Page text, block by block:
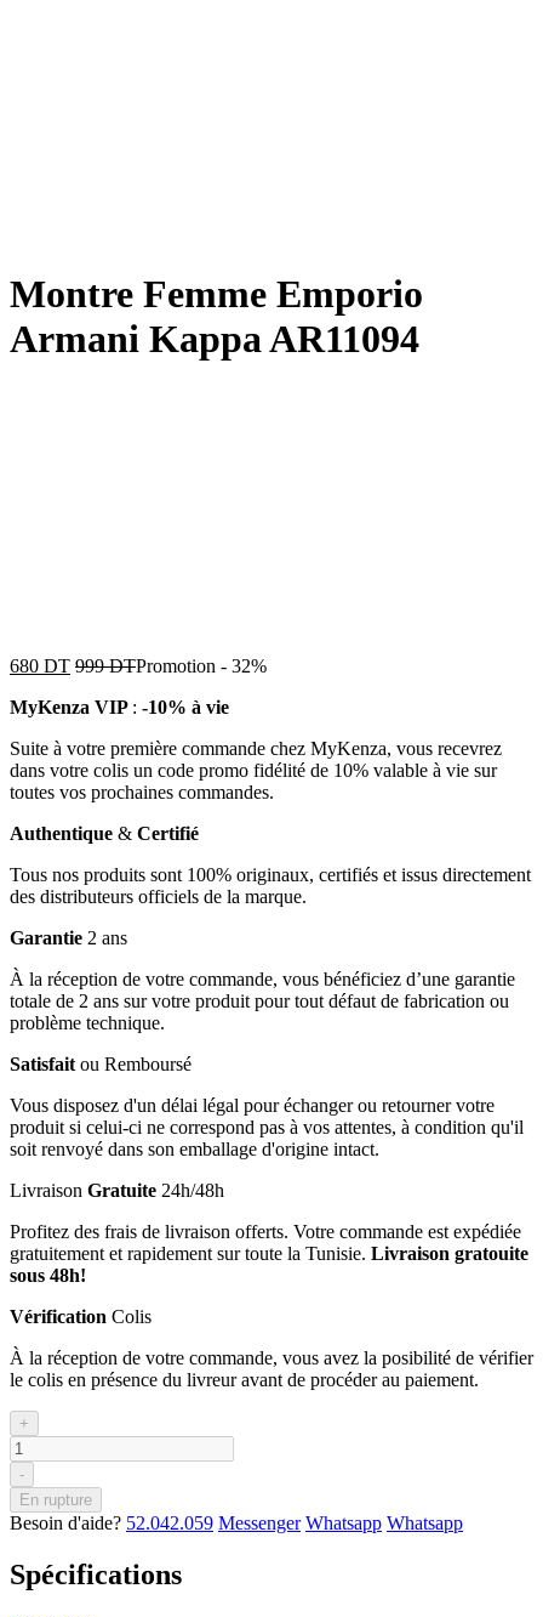
Montre Femme Emporio
Armani Kappa AR11094
680 DT 999DTPromotion - 32%
MyKenza VIP : -10% à vie
Suite à votre première commande chez MyKenza, vous recevrez
dans votre colis un code promo fidélité de 10% valable à vie sur
toutes vos prochaines commandes.
Authentique & Certifié
Tous nos produits sont 100% originaux, certifiés et issus directement
des distributeurs officiels de la marque.
Garantie 2 ans
À la réception de votre commande, vous bénéficiez d’une garantie
totale de 2 ans sur votre produit pour tout défaut de fabrication ou
problème technique.
Satisfait ou Remboursé
Vous disposez d'un délai légal pour échanger ou retourner votre
produit si celui-ci ne correspond pas à vos attentes, à condition qu'il
soit renvoyé dans son emballage d'origine intact.
Livraison Gratuite 24h/48h
Profitez des frais de livraison offerts. Votre commande est expédiée
gratuitement et rapidement sur toute la Tunisie. Livraison gratouite
sous 48h!
Vérification Colis
À la réception de votre commande, vous avez la posibilité de vérifier
le colis en présence du livreur avant de procéder au paiement.
+
-
En rupture
Besoin d'aide? 52.042.059 Messenger Whatsapp Whatsapp
Spécifications